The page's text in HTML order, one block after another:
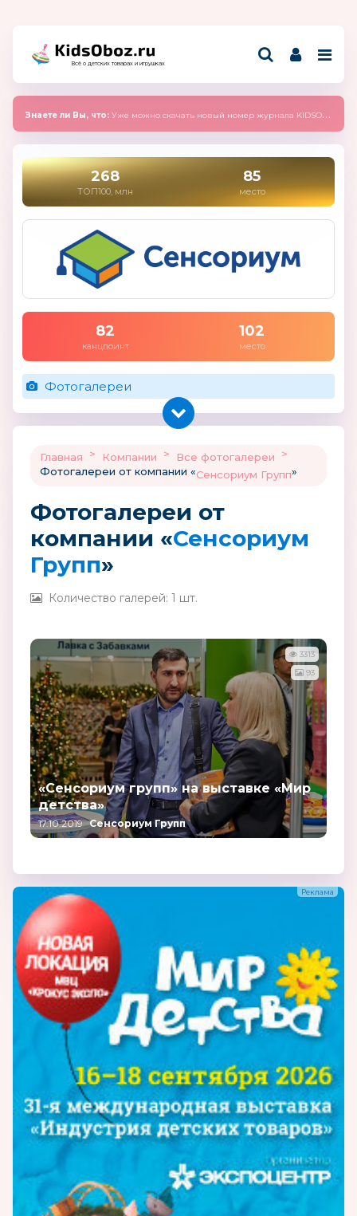
Всё о детских товарах и игрушках
Знаете ли Вы, что: Уже можно скачать новый номер журнала KIDSOBOZ 2025 (сентябрь)
268
ТОП100, млн
85
место
82
канцпоинт
102
место
Фотогалереи
Главная > Компании > Все фотогалереи
>
Фотогалереи от компании «Сенсориум Групп»
Фотогалереи от
компании «Сенсориум
Групп»
Количество галерей: 1 шт.
3313
93
«Сенсориум групп» на выставке «Мир
детства»
17.10.2019 Сенсориум Групп